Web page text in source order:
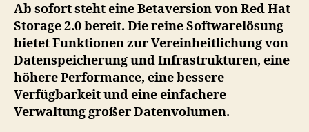
Ab sofort steht eine Betaversion von Red Hat
Storage 2.0 bereit. Die reine Softwarelösung
bietet Funktionen zur Vereinheitlichung von
Datenspeicherung und Infrastrukturen, eine
höhere Performance, eine bessere
Verfügbarkeit und eine einfachere
Verwaltung großer Datenvolumen.